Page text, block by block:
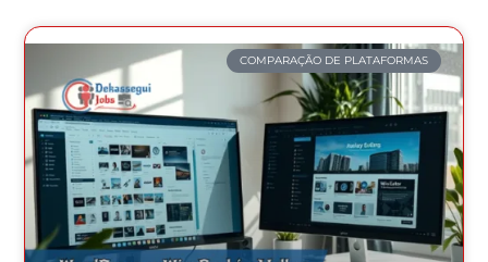
COMPARAÇÃO DE PLATAFORMAS